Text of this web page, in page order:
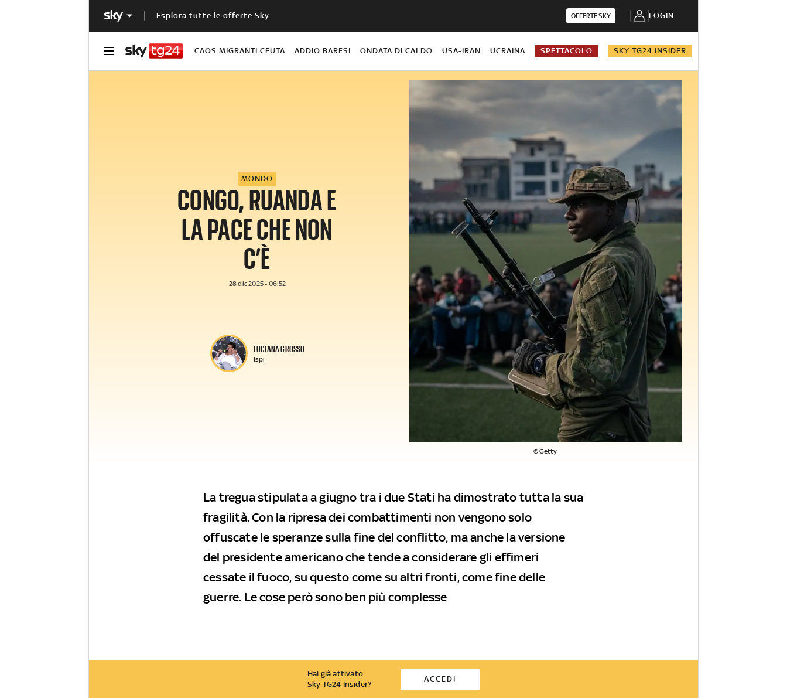
Esplora tutte le offerte Sky OFFERTE SKY LOGIN
CAOS MIGRANTI CEUTA ADDIO BARESI ONDATA DI CALDO USA-IRAN UCRAINA SPETTACOLO SKY TG24 INSIDER
MONDO
CONGO, RUANDA E
LA PACE CHE NON
C’È
28 dic 2025 - 06:52
LUCIANA GROSSO
Ispi
©Getty
La tregua stipulata a giugno tra i due Stati ha dimostrato tutta la sua
fragilità. Con la ripresa dei combattimenti non vengono solo
offuscate le speranze sulla fine del conflitto, ma anche la versione
del presidente americano che tende a considerare gli effimeri
cessate il fuoco, su questo come su altri fronti, come fine delle
guerre. Le cose però sono ben più complesse
Hai già attivato
Sky TG24 Insider?
ACCEDI